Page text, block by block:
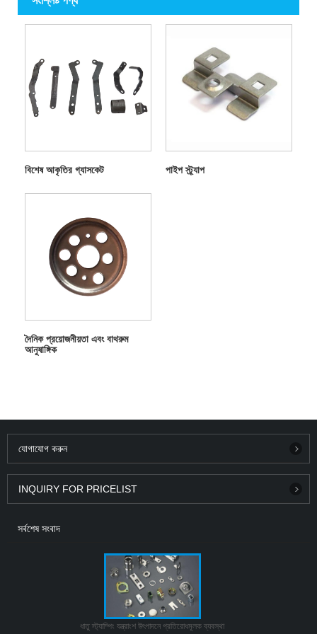
বিশেষ আকৃতির গ্যাসকেট পাইপ স্ট্র্যাপ
দৈনিক প্রয়োজনীয়তা এবং বাথরুম
আনুষাঙ্গিক
যোগাযোগ করুন
INQUIRY FOR PRICELIST
সর্বশেষ সংবাদ
ধাতু স্ট্যাম্পিং যন্ত্রাংশ উৎপাদনে প্রতিরোধমূলক ব্যবস্থা